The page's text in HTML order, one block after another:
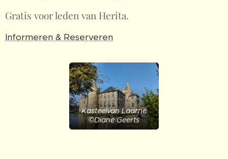
Gratis voor leden van Herita.
Informeren & Reserveren
Kasteelvan Laarne
©Diane Geerts